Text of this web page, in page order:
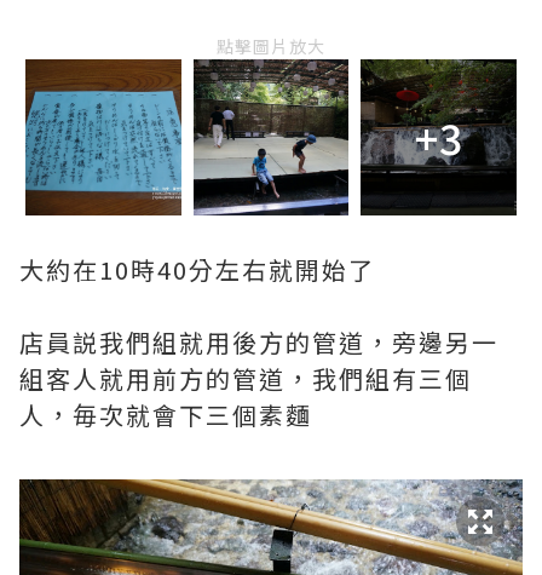
點擊圖片放大
+3
大約在10時40分左右就開始了
店員説我們組就用後方的管道，旁邊另一
組客人就用前方的管道，我們組有三個
人，毎次就會下三個素麵